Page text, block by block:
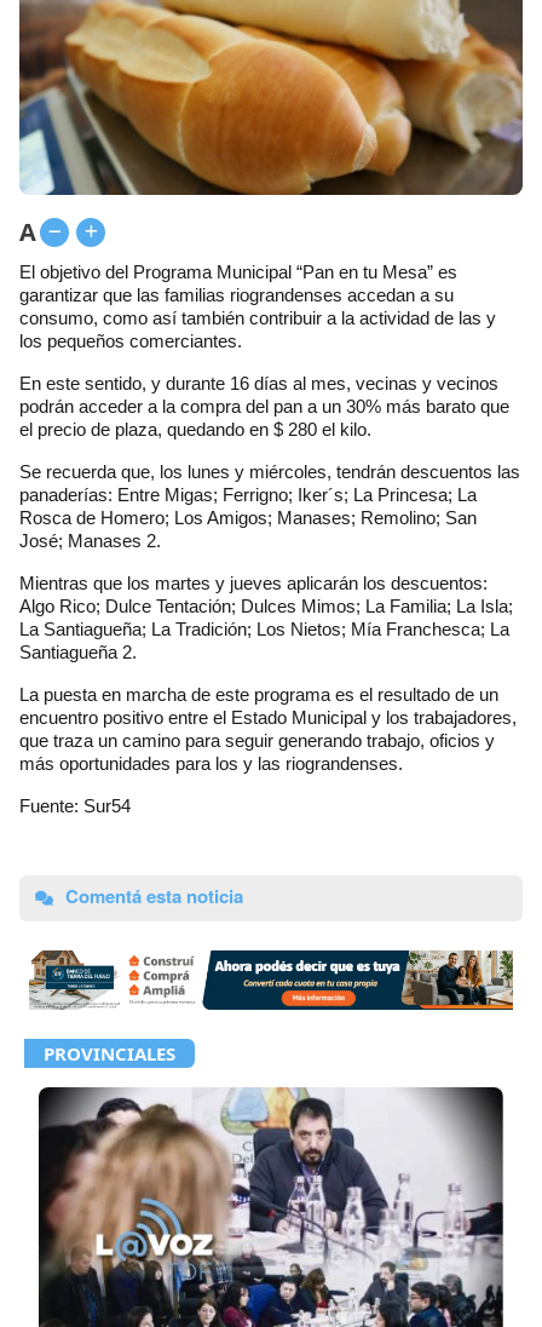
A
El objetivo del Programa Municipal “Pan en tu Mesa” es
garantizar que las familias riograndenses accedan a su
consumo, como así también contribuir a la actividad de las y
los pequeños comerciantes.
En este sentido, y durante 16 días al mes, vecinas y vecinos
podrán acceder a la compra del pan a un 30% más barato que
el precio de plaza, quedando en $ 280 el kilo.
Se recuerda que, los lunes y miércoles, tendrán descuentos las
panaderías: Entre Migas; Ferrigno; Iker´s; La Princesa; La
Rosca de Homero; Los Amigos; Manases; Remolino; San
José; Manases 2.
Mientras que los martes y jueves aplicarán los descuentos:
Algo Rico; Dulce Tentación; Dulces Mimos; La Familia; La Isla;
La Santiagueña; La Tradición; Los Nietos; Mía Franchesca; La
Santiagueña 2.
La puesta en marcha de este programa es el resultado de un
encuentro positivo entre el Estado Municipal y los trabajadores,
que traza un camino para seguir generando trabajo, oficios y
más oportunidades para los y las riograndenses.
Fuente: Sur54
Comentá esta noticia
PROVINCIALES